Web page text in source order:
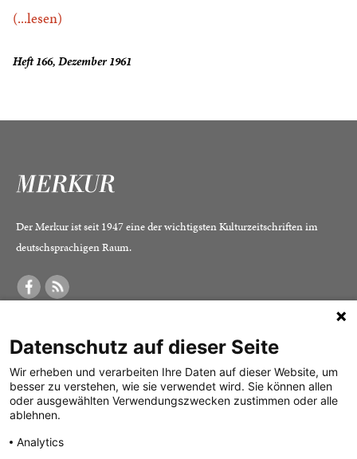
(...lesen)
Heft 166, Dezember 1961
Der Merkur ist seit 1947 eine der wichtigsten Kulturzeitschriften im
deutschsprachigen Raum.
Was ist der Merkur?
Herausgeber /
Redaktion
Verlag
Alle Abos im Überblick
Print-Abo
Digital-Abo
Impressum
Datenschutz
Mediadaten
Datenschutz auf dieser Seite
Wir erheben und verarbeiten Ihre Daten auf dieser Website, um
besser zu verstehen, wie sie verwendet wird. Sie können allen
oder ausgewählten Verwendungszwecken zustimmen oder alle
ablehnen.
Analytics